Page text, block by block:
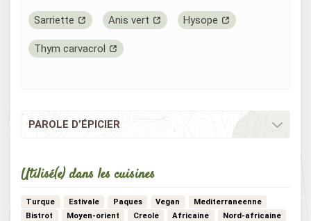
Sarriette Anis vert Hysope
Thym carvacrol
PAROLE D’ÉPICIER
Utilisé(e) dans les cuisines
Turque Estivale Paques Vegan
Mediterraneenne
Bistrot
Moyen-orient Creole Africaine
Nord-africaine